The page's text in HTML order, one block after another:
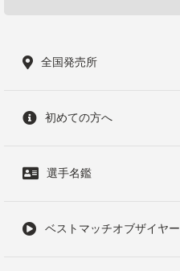
全国発売所
初めての方へ
選手名鑑
ベストマッチオブザイヤー